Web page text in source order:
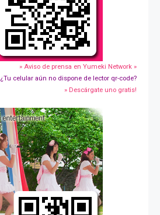
» Aviso de prensa en Yumeki Network »
¿Tu celular aún no dispone de lector qr-code?
» Descárgate uno gratis!